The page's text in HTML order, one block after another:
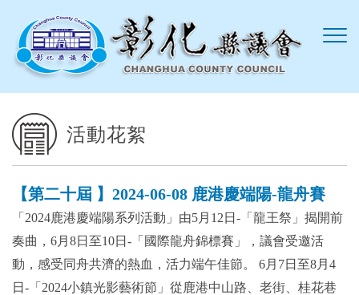
活動花絮
【第二十屆 】2024-06-08 鹿港慶端陽-龍舟賽
「2024鹿港慶端陽系列活動」由5月12日-「龍王祭」揭開前
奏曲，6月8日至10日-「國際龍舟錦標賽」，議會受邀活
動，感受同舟共濟的熱血，活力端午佳節。 6月7日至8月4
日-「2024小鎮光影藝術節」從鹿港中山路、老街、桂花巷